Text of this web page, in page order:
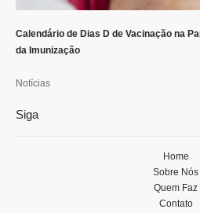
Calendário de Dias D de Vacinação na
da Imunização
Notícias
Siga
Home
Sobre Nós
Quem Faz
Contato